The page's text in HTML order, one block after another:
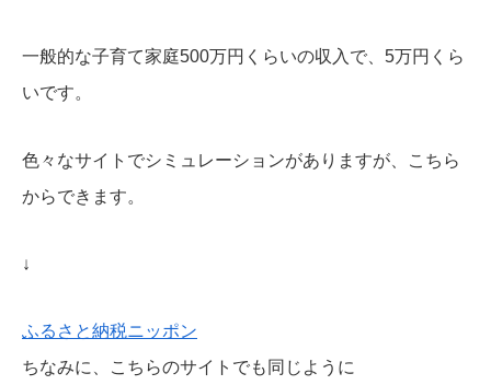
一般的な子育て家庭500万円くらいの収入で、5万円くら
いです。
色々なサイトでシミュレーションがありますが、こちら
からできます。
↓
ふるさと納税ニッポン
ちなみに、こちらのサイトでも同じように